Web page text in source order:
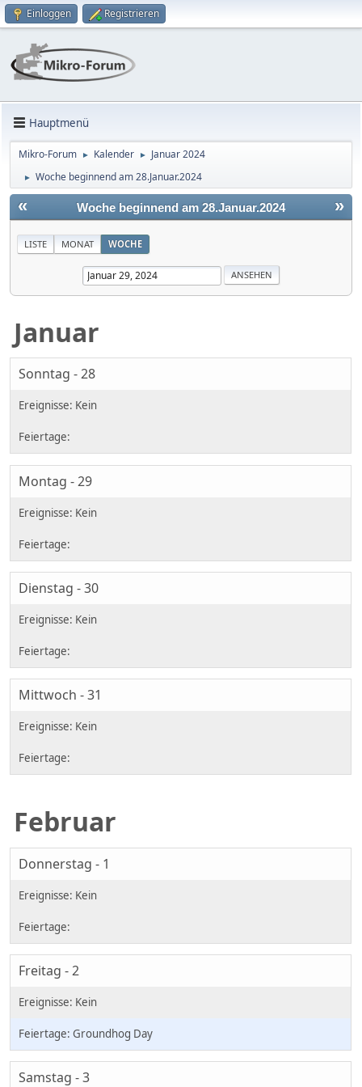
Einloggen Registrieren
Hauptmenü
Mikro-Forum ► Kalender ► Januar 2024
► Woche beginnend am 28.Januar.2024
« »
Woche beginnend am 28.Januar.2024
LISTE MONAT WOCHE
Januar
Sonntag - 28
Montag - 29
Dienstag - 30
Mittwoch - 31
Februar
Donnerstag - 1
Freitag - 2
Groundhog Day
Samstag - 3